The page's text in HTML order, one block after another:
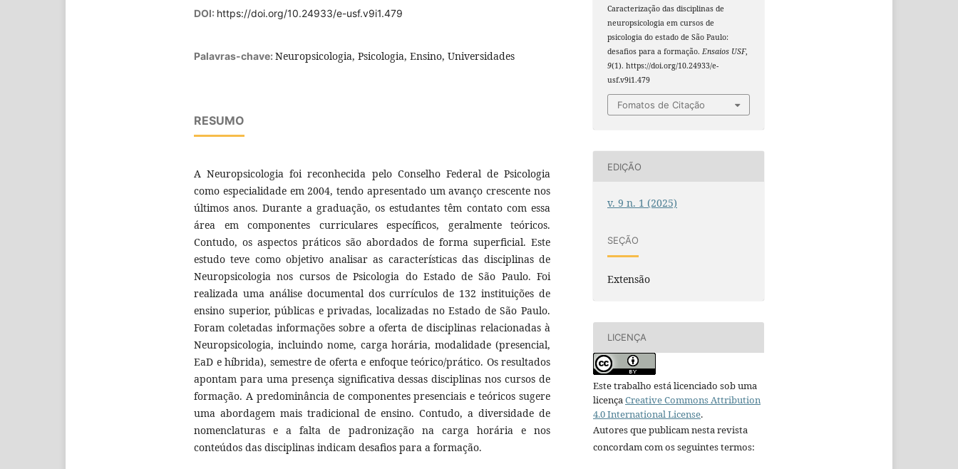
DOI: https://doi.org/10.24933/e-usf.v9i1.479
Palavras-chave: Neuropsicologia, Psicologia, Ensino, Universidades
RESUMO
A Neuropsicologia foi reconhecida pelo Conselho Federal de Psicologia
como especialidade em 2004, tendo apresentado um avanço crescente nos
últimos anos. Durante a graduação, os estudantes têm contato com essa
área em componentes curriculares específicos, geralmente teóricos.
Contudo, os aspectos práticos são abordados de forma superficial. Este
estudo teve como objetivo analisar as características das disciplinas de
Neuropsicologia nos cursos de Psicologia do Estado de São Paulo. Foi
realizada uma análise documental dos currículos de 132 instituições de
ensino superior, públicas e privadas, localizadas no Estado de São Paulo.
Foram coletadas informações sobre a oferta de disciplinas relacionadas à
Neuropsicologia, incluindo nome, carga horária, modalidade (presencial,
EaD e híbrida), semestre de oferta e enfoque teórico/prático. Os resultados
apontam para uma presença significativa dessas disciplinas nos cursos de
formação. A predominância de componentes presenciais e teóricos sugere
uma abordagem mais tradicional de ensino. Contudo, a diversidade de
nomenclaturas e a falta de padronização na carga horária e nos
conteúdos das disciplinas indicam desafios para a formação.
Caracterização das disciplinas de
neuropsicologia em cursos de
psicologia do estado de São Paulo:
desafios para a formação.Ensaios USF,
9(1). https://doi.org/10.24933/e-
usf.v9i1.479
Fomatos de Citação
EDIÇÃO
v. 9 n. 1 (2025)
SEÇÃO
Extensão
LICENÇA
Este trabalho está licenciado sob uma
licença Creative Commons Attribution
4.0 International License.
Autores que publicam nesta revista
concordam com os seguintes termos: